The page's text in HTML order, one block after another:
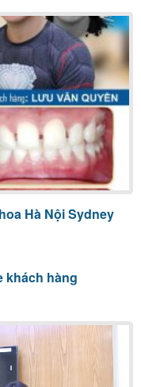
Hà Nội Sydney
khách hàng